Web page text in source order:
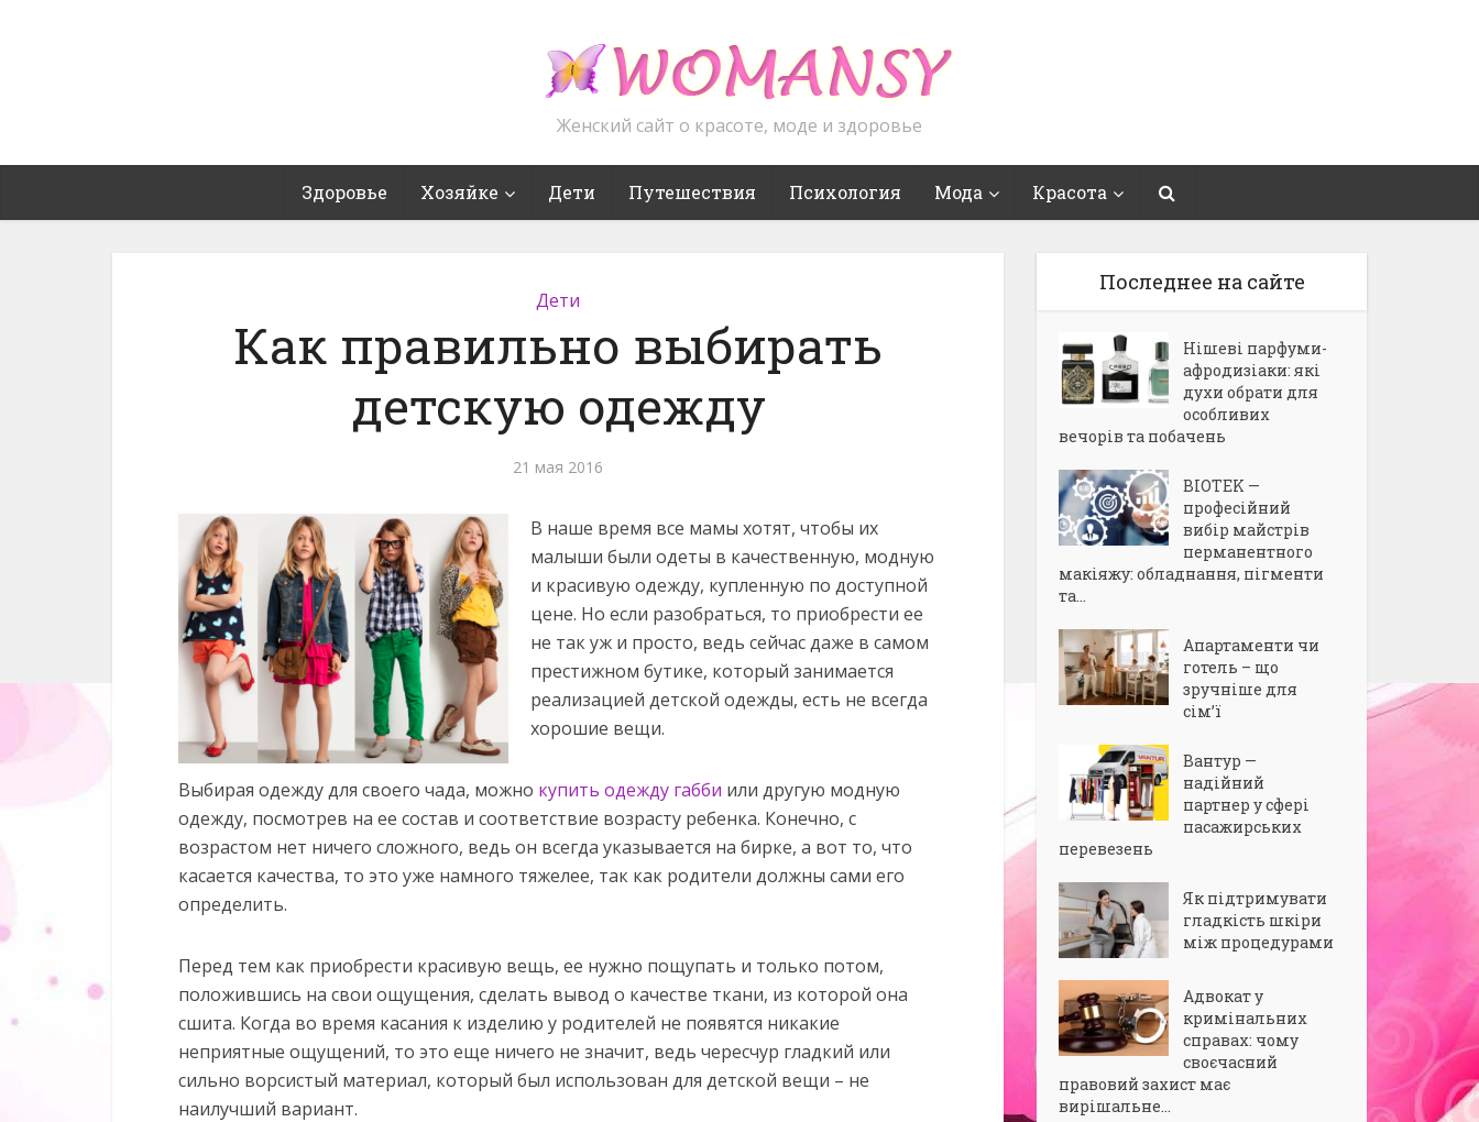
Женский сайт о красоте, моде и здоровье
Здоровье Хозяйке Дети Путешествия Психология Мода Красота
Дети
Как правильно выбирать
детскую одежду
21 мая 2016
В наше время все мамы хотят, чтобы их
малыши были одеты в качественную, модную
и красивую одежду, купленную по доступной
цене. Но если разобраться, то приобрести ее
не так уж и просто, ведь сейчас даже в самом
престижном бутике, который занимается
реализацией детской одежды, есть не всегда
хорошие вещи.
Выбирая одежду для своего чада, можно купить одежду габби или другую модную
одежду, посмотрев на ее состав и соответствие возрасту ребенка. Конечно, с
возрастом нет ничего сложного, ведь он всегда указывается на бирке, а вот то, что
касается качества, то это уже намного тяжелее, так как родители должны сами его
определить.
Перед тем как приобрести красивую вещь, ее нужно пощупать и только потом,
положившись на свои ощущения, сделать вывод о качестве ткани, из которой она
сшита. Когда во время касания к изделию у родителей не появятся никакие
неприятные ощущений, то это еще ничего не значит, ведь чересчур гладкий или
сильно ворсистый материал, который был использован для детской вещи – не
наилучший вариант.
Последнее на сайте
Нішеві парфуми-
афродизіаки: які
духи обрати для
особливих
вечорів та побачень
BIOTEK —
професійний
вибір майстрів
перманентного
макіяжу: обладнання, пігменти
та...
Апартаменти чи
готель – що
зручніше для
сім’ї
Вантур —
надійний
партнер у сфері
пасажирських
перевезень
Як підтримувати
гладкість шкіри
між процедурами
Адвокат у
кримінальних
справах: чому
своєчасний
правовий захист має
вирішальне...